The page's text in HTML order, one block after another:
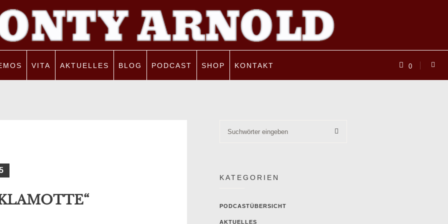
0
VITA AKTUELLES BLOG PODCAST SHOP KONTAKT
KATEGORIEN
PODCASTÜBERSICHT
AKTUELLES